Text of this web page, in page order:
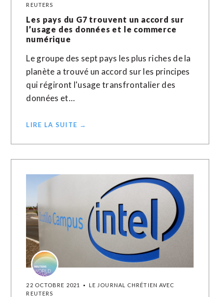
REUTERS
Les pays du G7 trouvent un accord sur
l’usage des données et le commerce
numérique
Le groupe des sept pays les plus riches de la
planète a trouvé un accord sur les principes
qui régiront l'usage transfrontalier des
données et…
LIRE LA SUITE →
22 OCTOBRE 2021
LE JOURNAL CHRÉTIEN AVEC
REUTERS